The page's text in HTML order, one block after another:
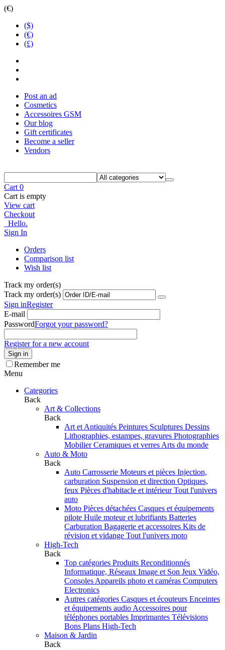
(€)
($)
(€)
(£)
Post an ad
Cosmetics
Accessoires GSM
Our blog
Gift certificates
Become a seller
Vendors
Cart 0
Cart is empty
View cart
Checkout
Hello.
Sign In
Orders
Comparison list
Wish list
Track my order(s)
Track my order(s)
Sign inRegister
E-mail
PasswordForgot your password?
Register for a new account
Sign in
Remember me
Menu
Categories
Back
Art & Collections
Back
Art et Antiquités Peintures Sculptures Dessins
Lithographies, estampes, gravures Photographies
MobilierCeramiques et verres Arts du monde
Auto & Moto
Back
Auto Carrosserie Moteurs et pièces Injection,
carburation Suspension et direction Optiques,
feux Pièces d'habitacle et intérieurTout l'univers
auto
Moto Pièces détachées Casques et équipements
pilote Huile moteur et lubrifiants Batteries
Carburation Bagagerie et accessoires Kits de
révision et vidange Tout l'univers moto
High-Tech
Back
Top catégories Produits Reconditionnés
Informatique, Réseaux Image et Son Jeux Vidéo,
Consoles Appareils photo et caméras Computers
Electronics
Autres catégories Casques et écouteurs Enceintes
et équipements audio Accessoires pour
téléphones portables Imprimantes Télévisions
Bons Plans High-Tech
Maison & Jardin
Back